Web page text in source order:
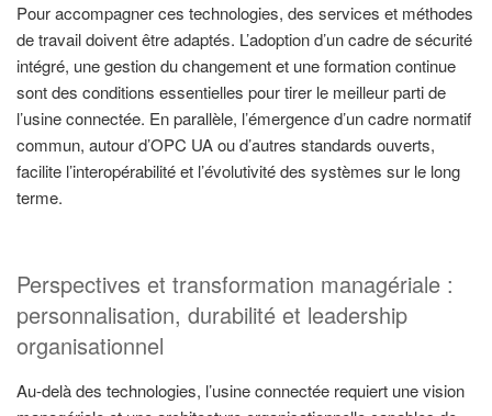
Pour accompagner ces technologies, des services et méthodes
de travail doivent être adaptés. L’adoption d’un cadre de sécurité
intégré, une gestion du changement et une formation continue
sont des conditions essentielles pour tirer le meilleur parti de
l’usine connectée. En parallèle, l’émergence d’un cadre normatif
commun, autour d’OPC UA ou d’autres standards ouverts,
facilite l’interopérabilité et l’évolutivité des systèmes sur le long
terme.
Perspectives et transformation managériale :
personnalisation, durabilité et leadership
organisationnel
Au-delà des technologies, l’usine connectée requiert une vision